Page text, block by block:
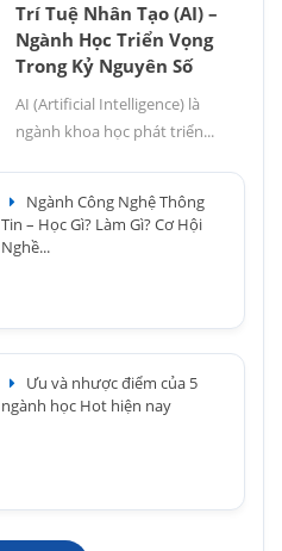
Trí Tuệ Nhân Tạo (AI) –
Ngành Học Triển Vọng
Trong Kỷ Nguyên Số
AI (Artificial Intelligence) là
ngành khoa học phát triển...
Ngành Công Nghệ Thông
Tin – Học Gì? Làm Gì? Cơ Hội
Nghề...
Ưu và nhược điểm của 5
ngành học Hot hiện nay